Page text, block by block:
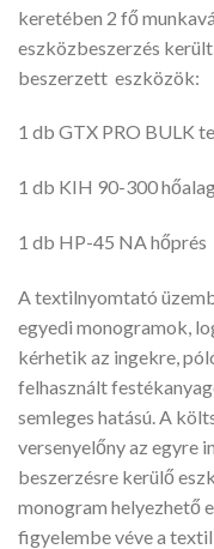
keretében 2 fő
eszközbeszerzés
beszerzett eszközök:
1 db GTX PRO BULK
1 db KIH 90-300
1 db HP-45 NA hőprés
A textilnyomtató
egyedi monogramok,
kérhetik az ingekre,
felhasznált
semleges hatású. A
versenyelőny az egyre
beszerzésre kerülő
monogram helyezhető
figyelembe véve a